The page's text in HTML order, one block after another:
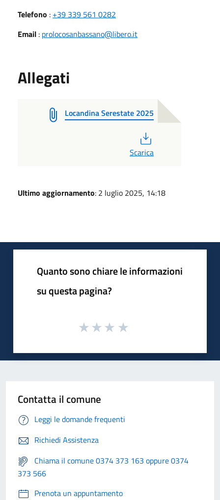
Telefono : +39 339 561 0282
Email : prolocosanbassano@libero.it
Allegati
Locandina Serestate 2025
Scarica
Ultimo aggiornamento: 2 luglio 2025, 14:18
Quanto sono chiare le informazioni
su questa pagina?
Contatta il comune
Leggi le domande frequenti
Richiedi Assistenza
Chiama il comune 0374 373 163 oppure 0374
373 566
Prenota un appuntamento